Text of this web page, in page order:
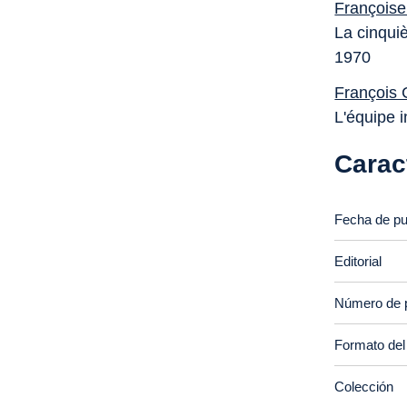
La
1970
François
L'équipe
Fecha de
Editorial
Número de
Formato
Colección